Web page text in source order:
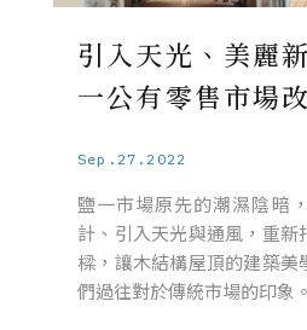
引入天光、美麗
一公有零售市場
Sep.27.2022
鹽一市場原先的潮濕陰暗
計、引入天光與通風，重新
樑，讓木結構屋頂的建築美
們過往對於傳統市場的印象。